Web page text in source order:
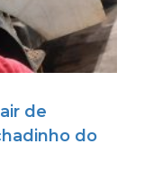
de
do